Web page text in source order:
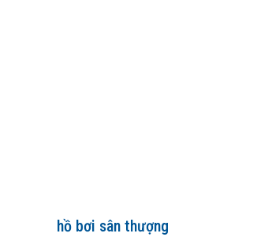
hồ bơi sân thượng